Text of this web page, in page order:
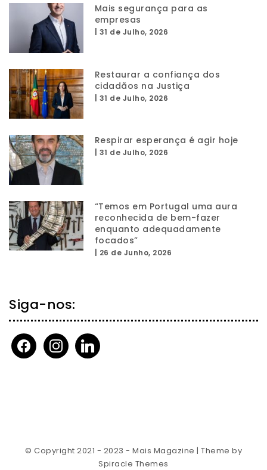
Mais segurança para as
empresas
31 de Julho, 2026
Restaurar a confiança dos
cidadãos na Justiça
31 de Julho, 2026
Respirar esperança é agir hoje
31 de Julho, 2026
“Temos em Portugal uma aura
reconhecida de bem-fazer
enquanto adequadamente
focados”
26 de Junho, 2026
Siga-nos:
facebookinstagramlinkedin
© Copyright 2021 - 2023 - Mais Magazine | Theme by
Spiracle Themes